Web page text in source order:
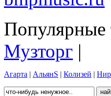
Популярные
Музторг |
Агарта | АльянS | Колизей |